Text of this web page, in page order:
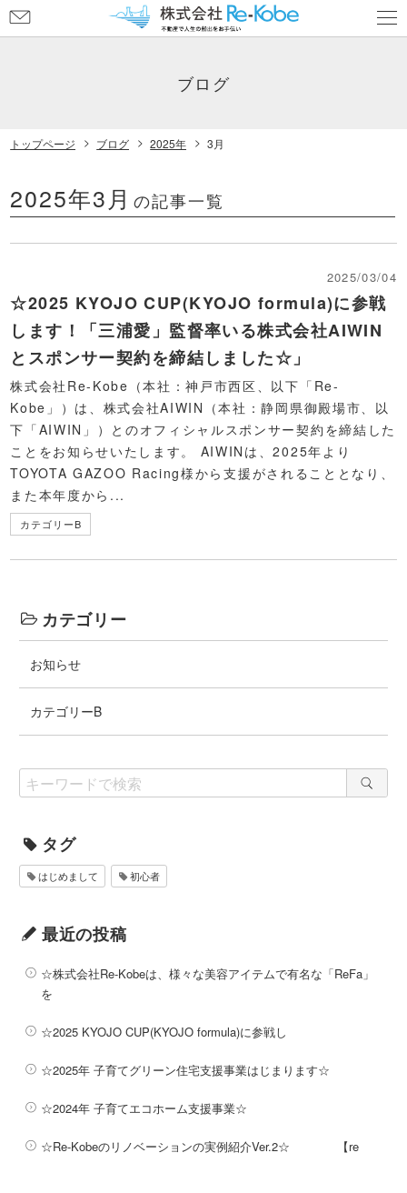
問
ブログ
トップページ ブログ 2025年 3月
2025年3月 の記事一覧
2025/03/04
☆2025 KYOJO CUP(KYOJO formula)に参戦
します！「三浦愛」監督率いる株式会社AIWIN
とスポンサー契約を締結しました☆」
株式会社Re-Kobe（本社：神戸市西区、以下「Re-
Kobe」）は、株式会社AIWIN（本社：静岡県御殿場市、以
下「AIWIN」）とのオフィシャルスポンサー契約を締結した
ことをお知らせいたします。 AIWINは、2025年より
TOYOTA GAZOO Racing様から支援がされることとなり、
また本年度から...
カテゴリーB
カテゴリー
お知らせ
カテゴリーB
タグ
はじめまして 初心者
最近の投稿
☆株式会社Re-Kobeは、様々な美容アイテムで有名な「ReFa」
を
☆2025 KYOJO CUP(KYOJO formula)に参戦し
☆2025年 子育てグリーン住宅支援事業はじまります☆
☆2024年 子育てエコホーム支援事業☆
☆Re-Kobeのリノベーションの実例紹介Ver.2☆ 【re